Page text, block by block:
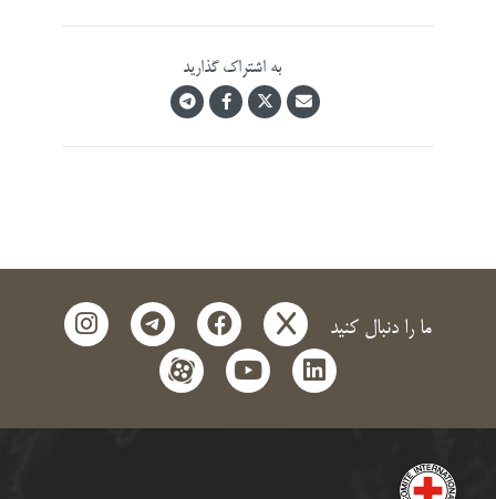
به اشتراک گذارید
ما را دنبال کنید x
facebook
telegram
instagram
linkedin
youtube
aparat